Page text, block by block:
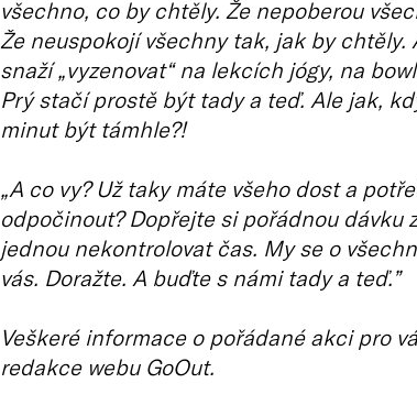
všechno, co by chtěly. Že nepoberou
Že neuspokojí všechny tak, jak by chtěly.
snaží „vyzenovat“ na lekcích jógy, na
Prý stačí prostě být tady a teď. Ale jak,
minut být támhle?!
„A co vy? Už taky máte všeho dost a
odpočinout? Dopřejte si pořádnou dávku
jednou nekontrolovat čas. My se o
vás. Doražte. A buďte s námi tady a teď.”
Veškeré informace o pořádané akci pro
redakce webu GoOut.